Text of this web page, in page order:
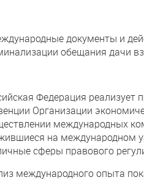
документы и
обещания дачи
Федерация реализует
Организации
международных
на международном
сферы правового
международного опыта